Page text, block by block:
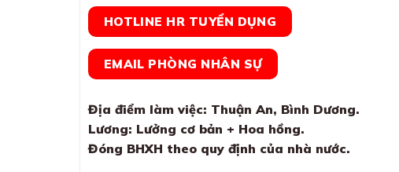
HOTLINE HR TUYỂN DỤNG
EMAIL PHÒNG NHÂN SỰ
Địa điểm làm việc: Thuận An, Bình Dương.
Lương: Lưởng cơ bản + Hoa hồng.
Đóng BHXH theo quy định của nhà nước.